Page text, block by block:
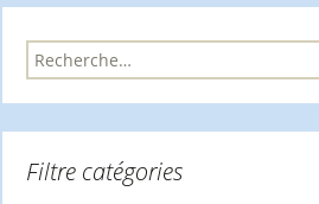
R
e
r
Filtre catégories